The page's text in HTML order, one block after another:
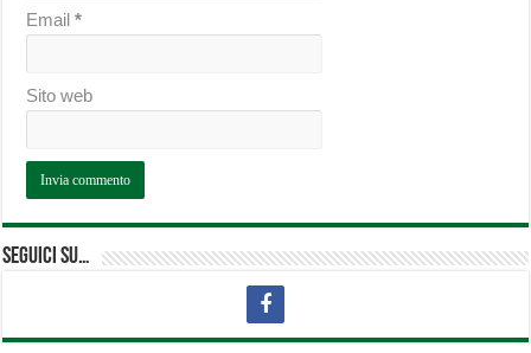
Email*
Sito web
Seguici su…